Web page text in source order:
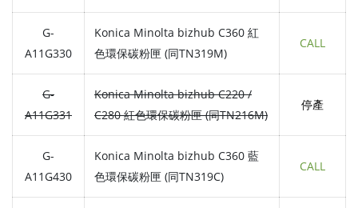
G-
A11G330
Konica Minolta bizhub C360 紅
色環保碳粉匣 (同TN319M)
CALL
G-
A11G331
Konica Minolta bizhub C220 /
C280 紅色環保碳粉匣 (同TN216M)
停產
G-
A11G430
Konica Minolta bizhub C360 藍
色環保碳粉匣 (同TN319C)
CALL